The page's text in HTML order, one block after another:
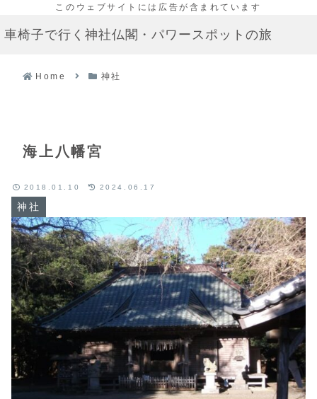
車椅子で行く神社仏閣・パワースポットの旅
Home 神社
海上八幡宮
神社
2018.01.10 2024.06.17